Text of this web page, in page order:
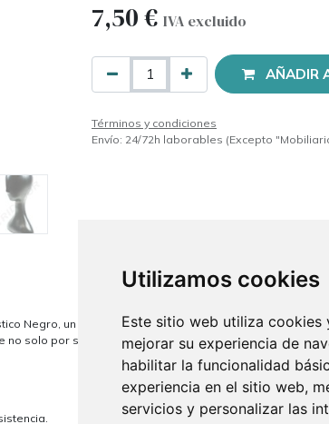
Utilizamos cookies
Este sitio web utiliza cookies
mejorar su experiencia de
habilitar la funcionalidad
experiencia en el sitio web,
servicios y personalizar las
7,50€ IVA excluido
AÑADIR
Términos y condiciones
Envío: 24/72h laborables (Excepto
Negro, un accesorio esencial para aquellos que
solo por su durabilidad, sino también por su